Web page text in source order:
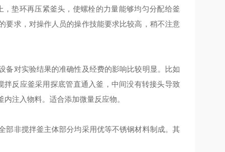
垫环再压紧釜头，使螺栓的力量能够均匀分配给釜
要求，对操作人员的操作技能要求比较高，稍不注意
备对实验结果的准确性及经费的影响比较明显。比如
反应釜采用探底管直通入釜，中间没有转接头导致
注入物料。适合添加微量反应物。
部非搅拌釜主体部分均采用优等不锈钢材料制成。其